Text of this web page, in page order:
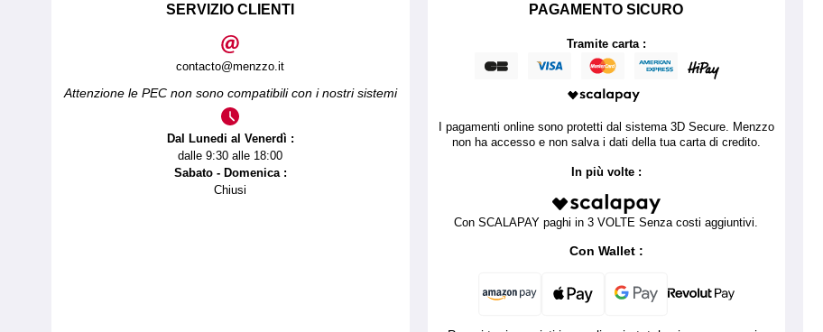
SERVIZIO CLIENTI
contacto@menzzo.it
Attenzione le PEC non sono compatibili con i nostri sistemi
Dal Lunedi al Venerdì :
dalle 9:30 alle 18:00
Sabato - Domenica :
Chiusi
PAGAMENTO SICURO
Tramite carta :
I pagamenti online sono protetti dal sistema 3D Secure. Menzzo
non ha accesso e non salva i dati della tua carta di credito.
In più volte :
Con SCALAPAY paghi in 3 VOLTE Senza costi aggiuntivi.
Con Wallet :